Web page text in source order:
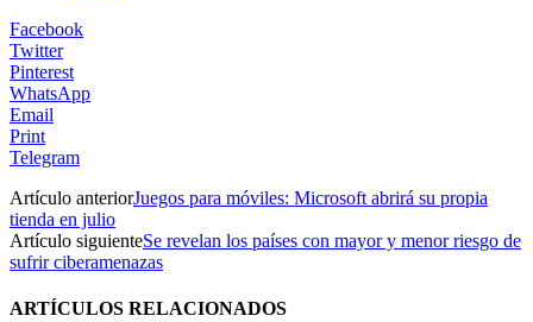
Facebook
Twitter
Pinterest
WhatsApp
Email
Print
Telegram
Artículo anteriorJuegos para móviles: Microsoft abrirá su propia
tienda en julio
Artículo siguienteSe revelan los países con mayor y menor riesgo de
sufrir ciberamenazas
ARTÍCULOS RELACIONADOS